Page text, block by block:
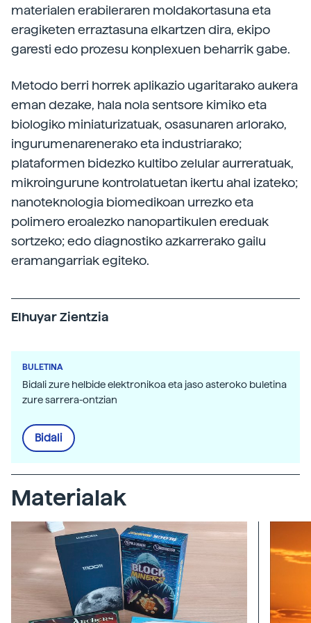
materialen erabileraren moldakortasuna eta
eragiketen erraztasuna elkartzen dira, ekipo
garesti edo prozesu konplexuen beharrik gabe.
Metodo berri horrek aplikazio ugaritarako aukera
eman dezake, hala nola sentsore kimiko eta
biologiko miniaturizatuak, osasunaren arlorako,
ingurumenarenerako eta industriarako;
plataformen bidezko kultibo zelular aurreratuak,
mikroingurune kontrolatuetan ikertu ahal izateko;
nanoteknologia biomedikoan urrezko eta
polimero eroalezko nanopartikulen ereduak
sortzeko; edo diagnostiko azkarrerako gailu
eramangarriak egiteko.
Elhuyar Zientzia
BULETINA
Bidali zure helbide elektronikoa eta jaso asteroko buletina
zure sarrera-ontzian
Bidali
Materialak